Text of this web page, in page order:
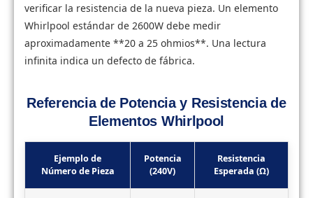
verificar la resistencia de la nueva pieza. Un elemento
Whirlpool estándar de 2600W debe medir
aproximadamente **20 a 25 ohmios**. Una lectura
infinita indica un defecto de fábrica.
Referencia de Potencia y Resistencia de
Elementos Whirlpool
Ejemplo de
Número de Pieza
Potencia
(240V)
Resistencia
Esperada (Ω)